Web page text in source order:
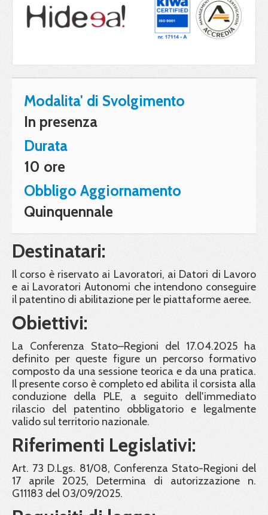
Modalita' di Svolgimento
In presenza
Durata
10 ore
Obbligo Aggiornamento
Quinquennale
Destinatari:
Il corso è riservato ai Lavoratori, ai Datori di Lavoro
e ai Lavoratori Autonomi che intendono conseguire
il patentino di abilitazione per le piattaforme aeree.
Obiettivi:
La Conferenza Stato–Regioni del 17.04.2025 ha
definito per queste figure un percorso formativo
composto da una sessione teorica e da una pratica.
Il presente corso è completo ed abilita il corsista alla
conduzione della PLE, a seguito dell'immediato
rilascio del patentino obbligatorio e legalmente
valido sul territorio nazionale.
Riferimenti Legislativi:
Art. 73 D.Lgs. 81/08, Conferenza Stato-Regioni del
17 aprile 2025, Determina di autorizzazione n.
G11183 del 03/09/2025.